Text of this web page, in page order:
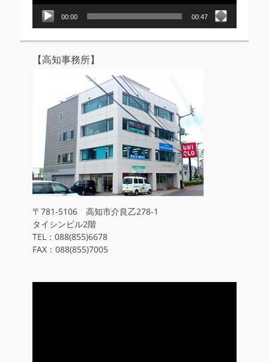
00:00 00:47
【高知事務所】
〒781-5106 高知市介良乙278-1
タイシンビル2階
TEL：088(855)6678
FAX：088(855)7005